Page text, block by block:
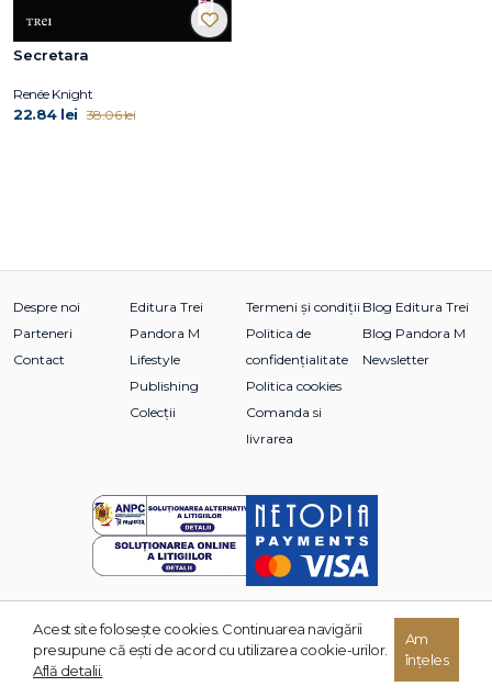
Secretara
Renée Knight
22.84 lei 38.06 lei
Despre noi
Parteneri
Contact
Editura Trei
Pandora M
Lifestyle
Publishing
Colecții
Termeni și condiții
Politica de
confidențialitate
Politica cookies
Comanda si
livrarea
Blog Editura Trei
Blog Pandora M
Newsletter
© 2026 Grupul Editorial TREI. Toate drepturile rezervate.
Acest site foloseşte cookies. Continuarea navigării
presupune că eşti de acord cu utilizarea cookie-urilor.
Află detalii.
Am
înțeles